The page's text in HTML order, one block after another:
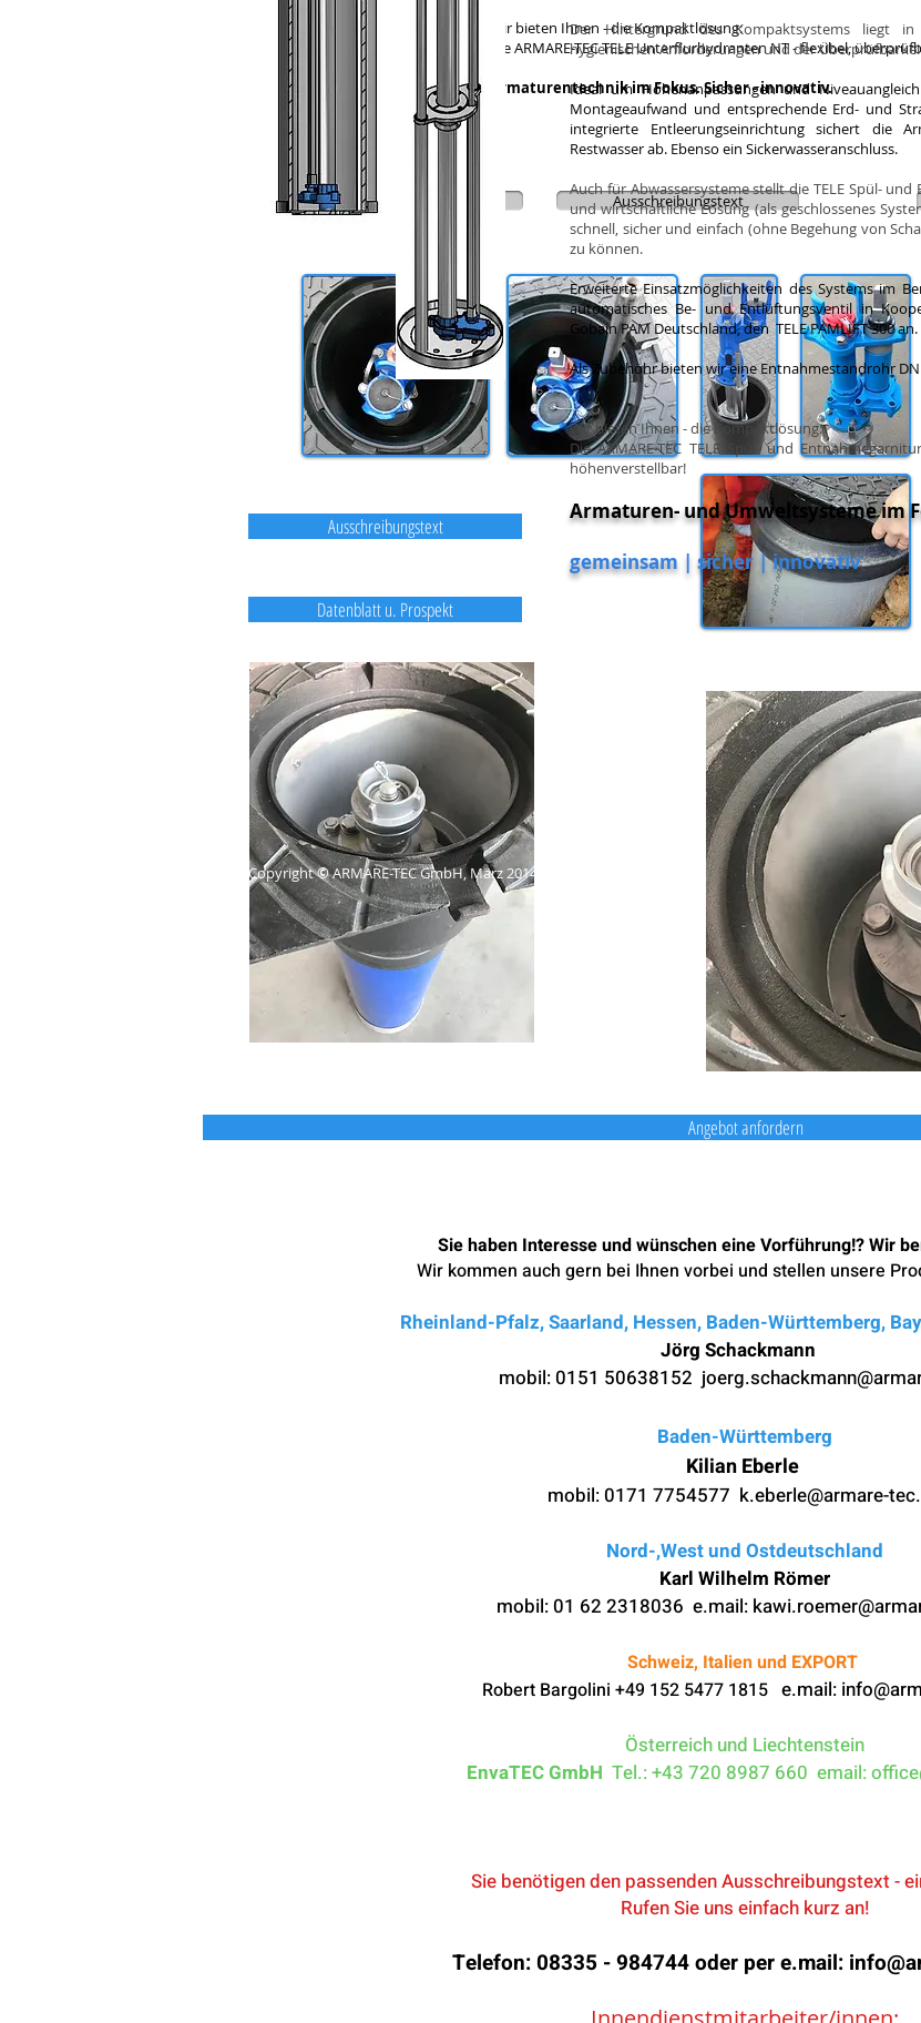
Wir bieten Ihnen - die Kompaktlösung:
Die ARMARE-TEC TELE Unterflurhydranten NT - flexibel,
Armaturentechnik im Fokus. Sicher - innovativ.
Datenblatt u. Prospekt Ausschreibungstext
Ausschreibungstext
Datenblatt u. Prospekt
Der Hintergrund des Kompaktsystems liegt
hygienischen Anforderungen und der
Ideal um Höhenanpassungen und
Montageaufwand und entsprechende Erd- und
integrierte Entleerungseinrichtung sichert die
Restwasser ab. Ebenso ein Sickerwasseranschluss.
Auch für Abwassersysteme stellt die TELE Spül-
und wirtschaftliche Lösung (als geschlossenes
schnell, sicher und einfach (ohne Begehung von
zu können.
Erweiterte Einsatzmöglichkeiten des Systems im
automatisches Be- und Entlüftungsventil in
Gobain PAM Deutschland, den TELE PAMLIFT 300 an.
Als Zubehöhr bieten wir eine Entnahmestandrohr
Wir bieten Ihnen - die Kompaktlösung:
Die ARMARE-TEC TELE Spül- und
höhenverstellbar!
Armaturen- und Umweltsysteme im
gemeinsam | sicher | innovativ
Copyright©ARMARE-TEC GmbH, März 2014
Angebot anfordern
Sie haben Interesse und wünschen eine Vorführung!? Wir
Wir kommen auch gern bei Ihnen vorbei und stellen unsere
Rheinland-Pfalz, Saarland, Hessen, Baden-Württemberg,
Jörg Schackmann
mobil: 0151 50638152
Baden-Württemberg
Kilian Eberle
mobil: 0171 7754577 k.eberle@armare-
Nord-,West und Ostdeutschland
Karl Wilhelm Römer
mobil: 01 62 2318036 e.mail:
Schweiz, Italien und EXPORT
Robert Bargolini +49 152 5477 1815 e.mail:
Österreich und Liechtenstein
EnvaTEC GmbH Tel.: +43 720 8987 660 email:
Sie benötigen den passenden Ausschreibungstext -
Rufen Sie uns einfach kurz an!
Telefon: 08335 - 984744 oder per e.mail: